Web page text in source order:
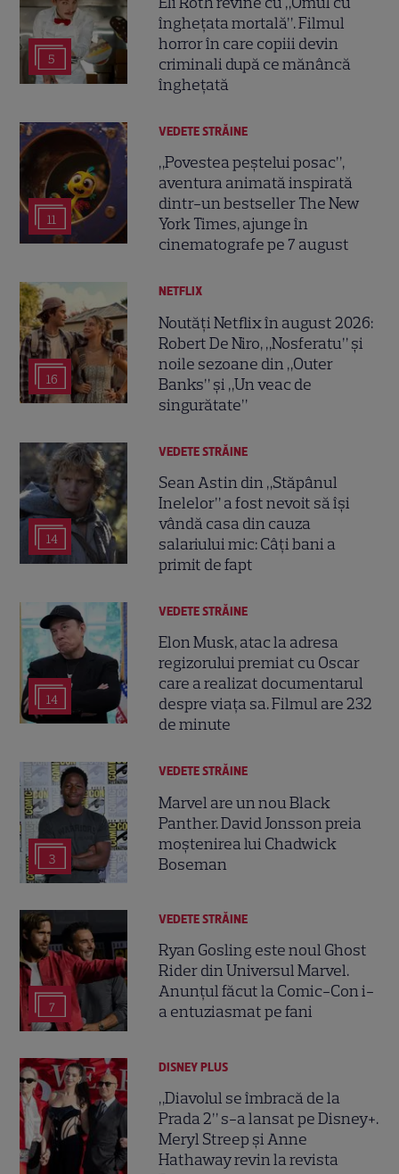
5
înghețata mortală”. Filmul
horror în care copiii devin
criminali după ce mănâncă
înghețată
11
VEDETE STRĂINE
„Povestea peștelui posac”,
aventura animată inspirată
dintr-un bestseller The New
York Times, ajunge în
cinematografe pe 7 august
16
NETFLIX
Noutăți Netflix în august 2026:
Robert De Niro, „Nosferatu” și
noile sezoane din „Outer
Banks” și „Un veac de
singurătate”
14
VEDETE STRĂINE
Sean Astin din „Stăpânul
Inelelor” a fost nevoit să își
vândă casa din cauza
salariului mic: Câți bani a
primit de fapt
14
VEDETE STRĂINE
Elon Musk, atac la adresa
regizorului premiat cu Oscar
care a realizat documentarul
despre viața sa. Filmul are 232
de minute
3
VEDETE STRĂINE
Marvel are un nou Black
Panther. David Jonsson preia
moștenirea lui Chadwick
Boseman
7
VEDETE STRĂINE
Ryan Gosling este noul Ghost
Rider din Universul Marvel.
Anunțul făcut la Comic-Con i-
a entuziasmat pe fani
DISNEY PLUS
„Diavolul se îmbracă de la
Prada 2” s-a lansat pe Disney+.
Meryl Streep și Anne
Hathaway revin la revista